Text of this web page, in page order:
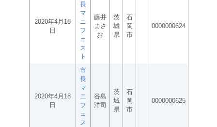
2020年4月18
日
長
マ
ニ
フ
ェ
ス
ト
藤井
まさ
お
茨
城
県
石
岡
市
0000000624
2020年4月18
日
市
長
マ
ニ
フ
ェ
ス
谷島
洋司
茨
城
県
石
岡
市
0000000625